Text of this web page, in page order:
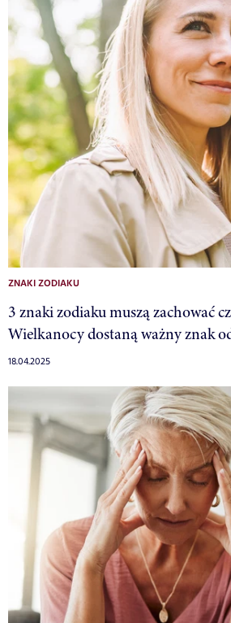
ZNAKI ZODIAKU
3 znaki zodiaku muszą zachować
Wielkanocy dostaną ważny znak
18.04.2025